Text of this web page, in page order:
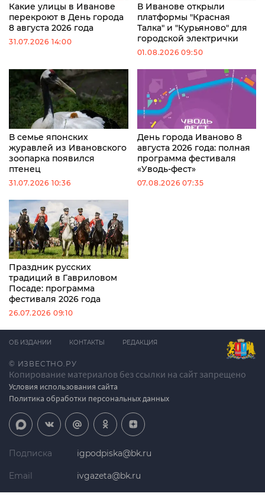
Какие улицы в Иванове
перекроют в День города
8 августа 2026 года
31.07.2026 14:00
В Иванове открыли
платформы "Красная
Талка" и "Курьяново" для
городской электрички
01.08.2026 09:50
В семье японских
журавлей из Ивановского
зоопарка появился
птенец
31.07.2026 10:36
День города Иваново 8
августа 2026 года: полная
программа фестиваля
«Уводь-фест»
07.08.2026 07:35
Праздник русских
традиций в Гавриловом
Посаде: программа
фестиваля 2026 года
26.07.2026 09:10
© ИЗВЕСТНО.РУ
Копирование материалов без ссылки на сайт запрещено
Условия использования сайта
Политика обработки персональных данных
ОБ ИЗДАНИИ КОНТАКТЫ РЕДАКЦИЯ
Подписка igpodpiska@bk.ru
Email ivgazeta@bk.ru